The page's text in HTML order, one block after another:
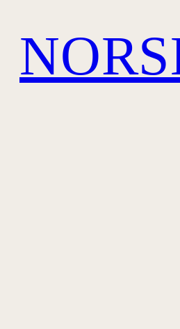
innhold